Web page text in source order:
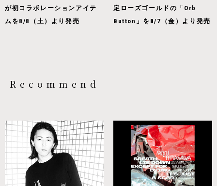
が初コラボレーションアイテ
ムを8/8（土）より発売
定ローズゴールドの「Orb
Button」を8/7（金）より発売
Recommend